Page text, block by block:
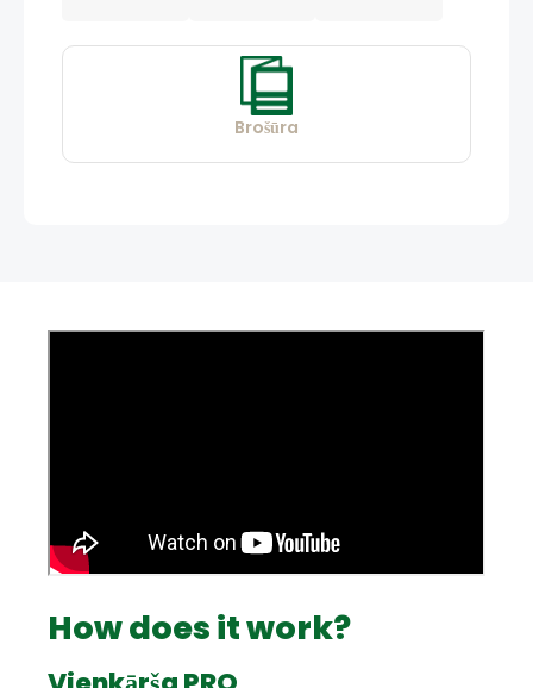
Brošūra
How does it work?